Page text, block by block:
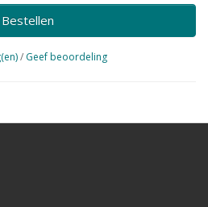
Bestellen
/ Geef beoordeling